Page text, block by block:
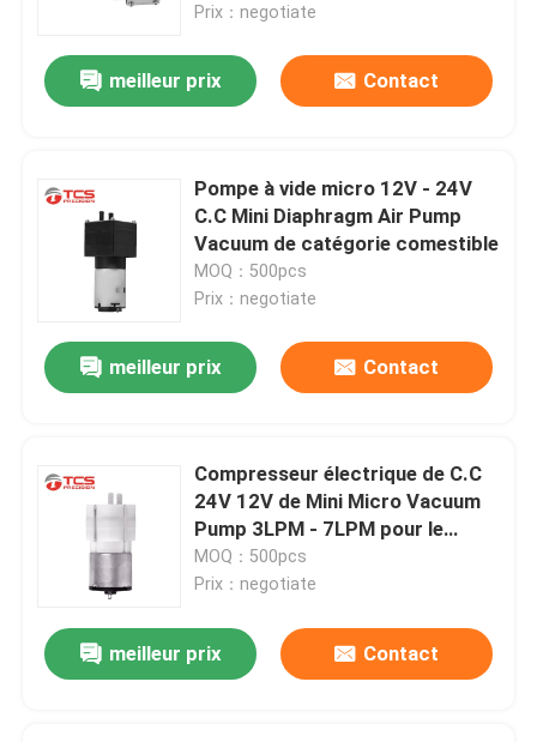
Prix：negotiate
meilleur prix Contact
Pompe à vide micro 12V - 24V
C.C Mini Diaphragm Air Pump
Vacuum de catégorie comestible
MOQ：500pcs
Prix：negotiate
meilleur prix Contact
Compresseur électrique de C.C
24V 12V de Mini Micro Vacuum
Pump 3LPM - 7LPM pour le
Massager
MOQ：500pcs
Prix：negotiate
meilleur prix Contact